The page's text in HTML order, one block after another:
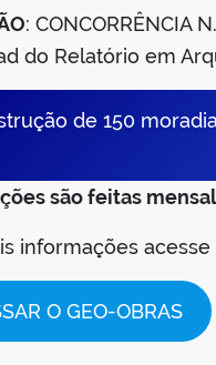
: CONCORRÊNCIA
do Relatório em
de 150
são feitas
informações acesse
O GEO-OBRAS